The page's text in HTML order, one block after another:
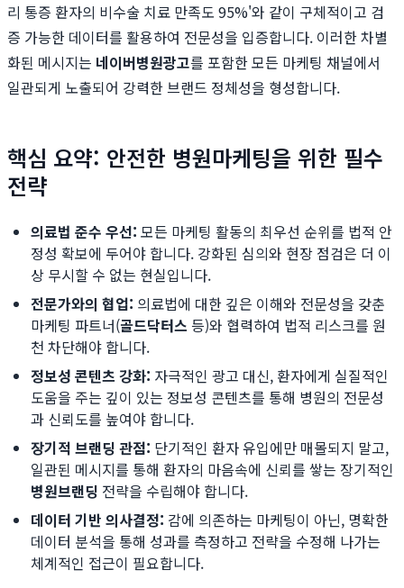
리 통증 환자의 비수술 치료 만족도 95%'와 같이 구체적이고 검
증 가능한 데이터를 활용하여 전문성을 입증합니다. 이러한 차별
화된 메시지는 네이버병원광고를 포함한 모든 마케팅 채널에서
일관되게 노출되어 강력한 브랜드 정체성을 형성합니다.
핵심 요약: 안전한 병원마케팅을 위한 필수
전략
의료법 준수 우선: 모든 마케팅 활동의 최우선 순위를 법적 안
정성 확보에 두어야 합니다. 강화된 심의와 현장 점검은 더 이
상 무시할 수 없는 현실입니다.
전문가와의 협업: 의료법에 대한 깊은 이해와 전문성을 갖춘
마케팅 파트너(골드닥터스 등)와 협력하여 법적 리스크를 원
천 차단해야 합니다.
정보성 콘텐츠 강화: 자극적인 광고 대신, 환자에게 실질적인
도움을 주는 깊이 있는 정보성 콘텐츠를 통해 병원의 전문성
과 신뢰도를 높여야 합니다.
장기적 브랜딩 관점: 단기적인 환자 유입에만 매몰되지 말고,
일관된 메시지를 통해 환자의 마음속에 신뢰를 쌓는 장기적인
병원브랜딩 전략을 수립해야 합니다.
데이터 기반 의사결정: 감에 의존하는 마케팅이 아닌, 명확한
데이터 분석을 통해 성과를 측정하고 전략을 수정해 나가는
체계적인 접근이 필요합니다.